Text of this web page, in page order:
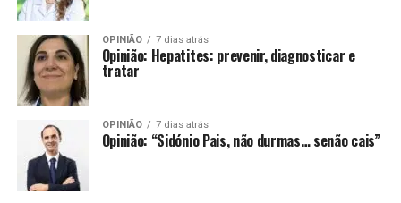
OPINIÃO 7 dias atrás
Opinião: Hepatites: prevenir, diagnosticar e
tratar
OPINIÃO 7 dias atrás
Opinião: “Sidónio Pais, não durmas… senão cais”